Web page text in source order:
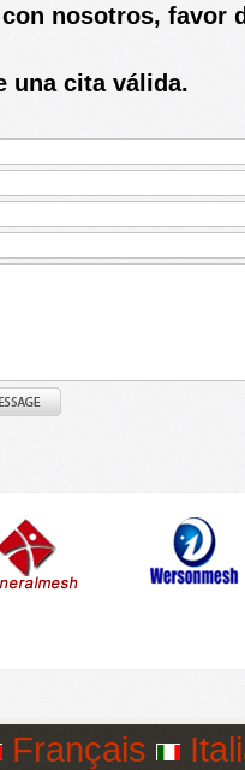
nosotros, favor
una cita válida.
Français